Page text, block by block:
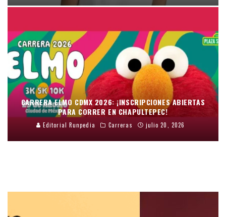
CARRERA ELMO CDMX 2026: ¡INSCRIPCIONES ABIERTAS
PARA CORRER EN CHAPULTEPEC!
Editorial Runpedia Carreras julio 20, 2026